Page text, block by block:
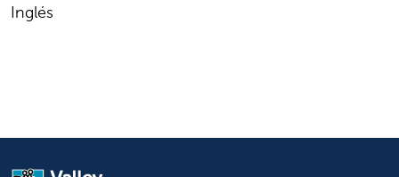
Inglés